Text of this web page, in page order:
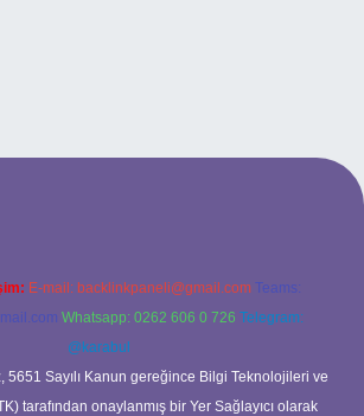
E-mail: backlinkpaneli@gmail.com Teams:
Whatsapp: 0262 606 0 726 Telegram:
@karabul
5651 Sayılı Kanun gereğince Bilgi Teknolojileri ve
tarafından onaylanmış bir Yer Sağlayıcı olarak